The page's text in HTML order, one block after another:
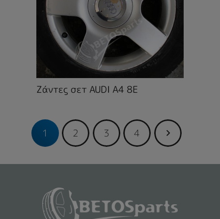
Ζάντες σετ AUDI A4 8E
1 2 3 4